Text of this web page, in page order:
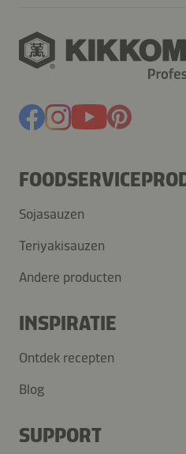
Sojasauzen
Teriyakisauzen
Andere producten
INSPIRATIE
Ontdek recepten
Blog
SUPPORT